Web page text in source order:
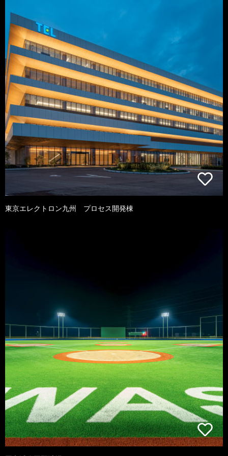
東京エレクトロン九州 プロセス開発棟